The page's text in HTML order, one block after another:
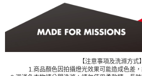
【注意事項及洗滌方式】
1.商品顏色因拍攝燈光效果可能造成色差